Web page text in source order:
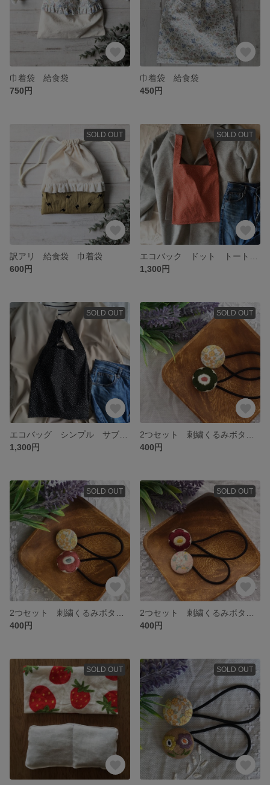
巾着袋 給食袋
750円
巾着袋 給食袋
450円
SOLD OUT
訳アリ 給食袋 巾着袋
600円
SOLD OUT
1,300円
SOLD OUT
1,300円
SOLD OUT
400円
SOLD OUT
400円
SOLD OUT
400円
SOLD OUT SOLD OUT